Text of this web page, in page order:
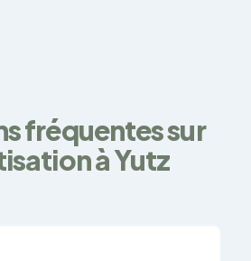
fréquentes sur
à Yutz